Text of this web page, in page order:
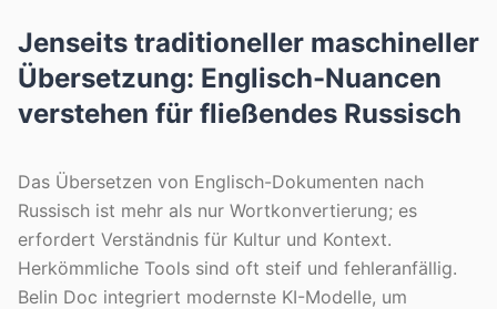
Jenseits traditioneller maschineller
Übersetzung: Englisch-Nuancen
verstehen für fließendes Russisch
Das Übersetzen von Englisch-Dokumenten nach
Russisch ist mehr als nur Wortkonvertierung; es
erfordert Verständnis für Kultur und Kontext.
Herkömmliche Tools sind oft steif und fehleranfällig.
Belin Doc integriert modernste KI-Modelle, um